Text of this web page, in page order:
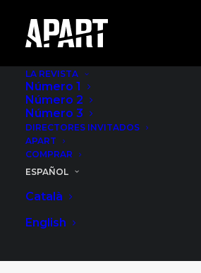
LA REVISTA
Número 1
Número 2
Número 3
DIRECTORES INVITADOS
APART
COMPRAR
ESPAÑOL
Català
English